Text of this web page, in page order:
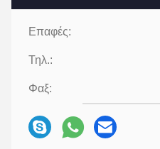
Επαφές:
Τηλ.:
Φαξ: